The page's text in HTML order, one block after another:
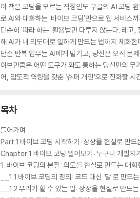
이 책은 코딩을 모르는 직장인도 구글의 AI 코딩
로 AI와 대화하는 '바이브 코딩'만으로 웹 서비스
단순히 '따라 하는' 활용법만 다루지 않는다. 레
해 AI가 내 의도대로 일하게 만드는 법까지 체화한
단순 반복 업무는 AI에게 맡기고, 당신은 오직 문
이브만큼은 어떤 도구가 와도 통하는 당신만의
어, 압도적 역량을 갖춘 ‘슈퍼 개인’으로 진화할 시
목차
들어가며
Part 1 바이브 코딩 시작하기: 상상을 현실로 만드
Chapter 1 바이브 코딩 알아보기: 누구나 개발자
1. 바이브 코딩의 본질: 의도를 현실로 만드는 대화
__1.1 바이브 코딩의 정의: 코드 대신 '말'로 만드
__1.2 우리가 할 수 있는 일: 상상을 현실로 만드